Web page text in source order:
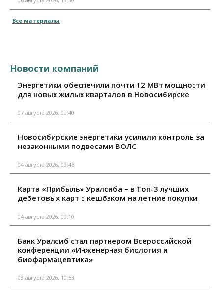
Все материалы
Новости компаний
Энергетики обеспечили почти 12 МВт мощности
для новых жилых кварталов в Новосибирске
07 августа 2026, 09:40
Новосибирские энергетики усилили контроль за
незаконными подвесами ВОЛС
04 августа 2026, 09:46
Карта «Прибыль» Уралсиба – в Топ-3 лучших
дебетовых карт с кешбэком на летние покупки
04 августа 2026, 09:10
Банк Уралсиб стал партнером Всероссийской
конференции «Инженерная биология и
биофармацевтика»
03 августа 2026, 10:53